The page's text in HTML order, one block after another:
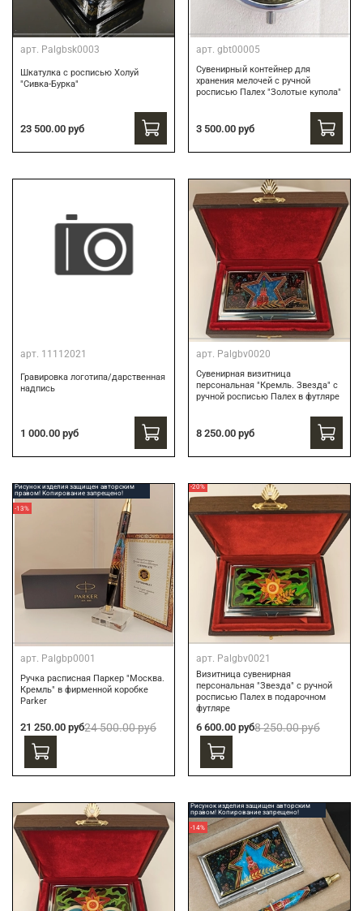
арт. Palgbsk0003
Шкатулка с росписью Холуй
"Сивка-Бурка"
23 500.00 руб
арт. gbt00005
Сувенирный контейнер для
хранения мелочей с ручной
росписью Палех "Золотые купола"
3 500.00 руб
арт. 11112021
Гравировка логотипа/дарственная
надпись
1 000.00 руб
арт. Palgbv0020
Сувенирная визитница
персональная "Кремль. Звезда" с
ручной росписью Палех в футляре
8 250.00 руб
Рисунок изделия защищен авторским
правом! Копирование запрещено!
-13%
арт. Palgbp0001
Ручка расписная Паркер "Москва.
Кремль" в фирменной коробке
Parker
21 250.00 руб24 500.00 руб
-20%
арт. Palgbv0021
Визитница сувенирная
персональная "Звезда" с ручной
росписью Палех в подарочном
футляре
6 600.00 руб8 250.00 руб
Рисунок изделия защищен авторским
правом! Копирование запрещено!
-14%